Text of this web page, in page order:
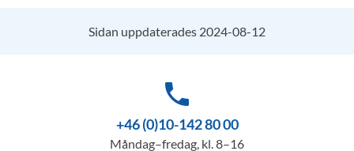
Sidan uppdaterades 2024-08-12
phone
+46 (0)10-142 80 00
Måndag–fredag, kl. 8–16